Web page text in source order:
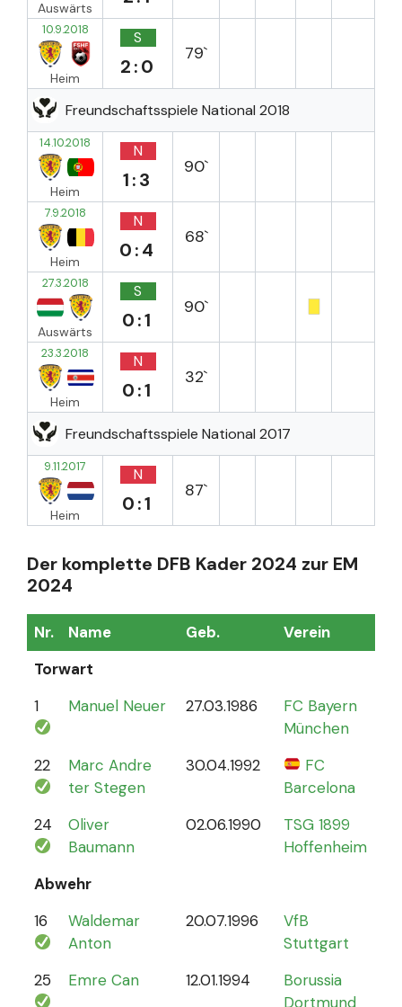
Auswärts
10.9.2018
Heim
S
2:0
79`
Freundschaftsspiele National 2018
14.10.2018
Heim
N
1:3
90`
7.9.2018
Heim
N
0:4
68`
27.3.2018
Auswärts
S
0:1
90`
23.3.2018
Heim
N
0:1
32`
Freundschaftsspiele National 2017
9.11.2017
Heim
N
0:1
87`
Der komplette DFB Kader 2024 zur EM
2024
Nr. Name Geb. Verein
Torwart
1
Manuel Neuer 27.03.1986
FC Bayern
München
22
Marc Andre
ter Stegen
30.04.1992
FC
Barcelona
24
Oliver
Baumann
02.06.1990
TSG 1899
Hoffenheim
Abwehr
16
Waldemar
Anton
20.07.1996
VfB
Stuttgart
25 Emre Can 12.01.1994
Borussia
Dortmund